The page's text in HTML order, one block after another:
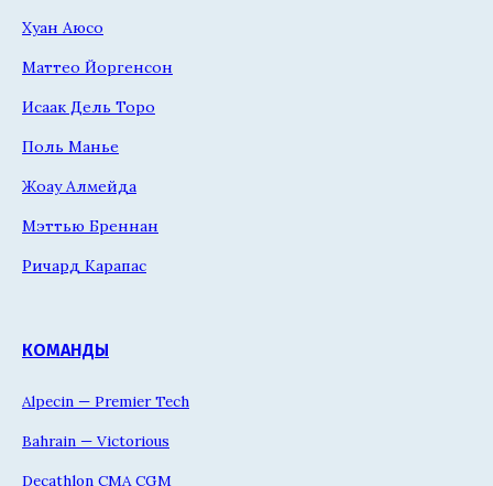
Хуан Аюсо
Маттео Йоргенсон
Исаак Дель Торо
Поль Манье
Жоау Алмейда
Мэттью Бреннан
Ричард Карапас
КОМАНДЫ
Alpecin — Premier Tech
Bahrain — Victorious
Decathlon CMA CGM